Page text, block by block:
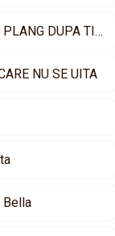
ASU X LETTY – SEARA IN MASINA, EU PLANG DUPA TINE
NU SE UITA
Bella